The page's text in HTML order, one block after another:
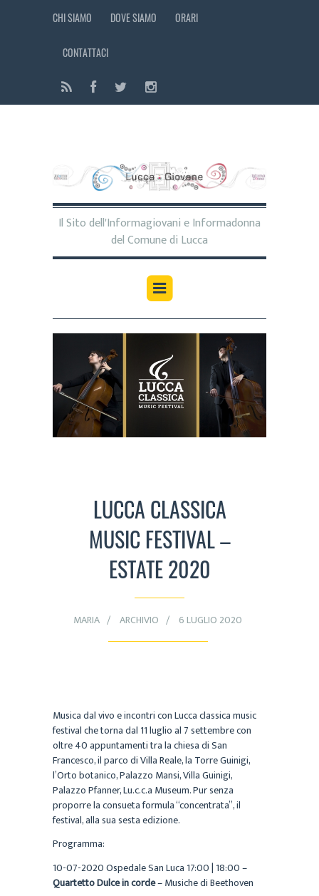
CHI SIAMO DOVE SIAMO ORARI
CONTATTACI
Il Sito dell'Informagiovani e Informadonna
del Comune di Lucca
LUCCA CLASSICA
MUSIC FESTIVAL –
ESTATE 2020
MARIA ARCHIVIO 6 LUGLIO 2020
Musica dal vivo e incontri con Lucca classica music
festival che torna dal 11 luglio al 7 settembre con
oltre 40 appuntamenti tra la chiesa di San
Francesco, il parco di Villa Reale, la Torre Guinigi,
l’Orto botanico, Palazzo Mansi, Villa Guinigi,
Palazzo Pfanner, Lu.c.c.a Museum. Pur senza
proporre la consueta formula “concentrata”, il
festival, alla sua sesta edizione.
Programma:
10-07-2020 Ospedale San Luca 17:00 | 18:00 –
Quartetto Dulce in corde– Musiche di Beethoven